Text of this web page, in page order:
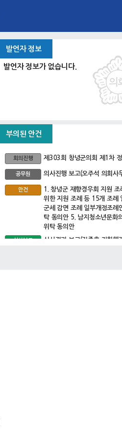
발언자 정보
발언자 정보가 없습니다.
부의된 안건
회의진행 제303회 창녕군의회 제1차
공무원 의사진행 보고(오주석 의회사
안건
1. 창녕군 재향경우회 지원
위한 지원 조례 등 15개 조례
군세 감면 조례 일부개정조례
탁 동의안 5. 남지청소년문화
위탁 동의안
심사보고 심사결과 보고(김종호 기획행